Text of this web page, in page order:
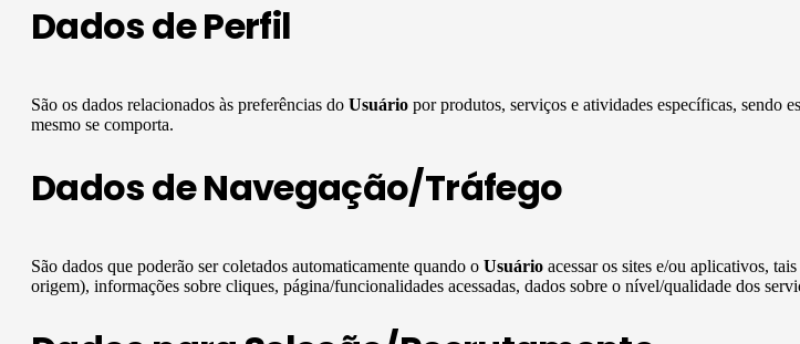
Dados de Perfil
São os dados relacionados às preferências do Usuário por produtos, serviços e atividades específicas, sendo
mesmo se comporta.
Dados de Navegação/Tráfego
São dados que poderão ser coletados automaticamente quando o Usuário acessar os sites e/ou aplicativos,
origem), informações sobre cliques, página/funcionalidades acessadas, dados sobre o nível/qualidade dos